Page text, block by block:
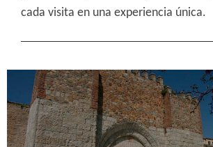
cada visita en una experiencia única.